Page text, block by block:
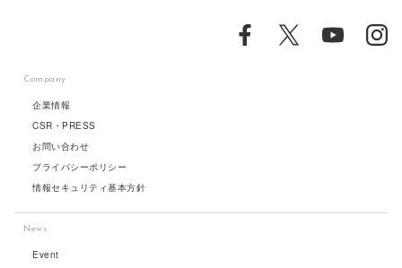
Company
企業情報
CSR・PRESS
お問い合わせ
プライバシーポリシー
情報セキュリティ基本方針
News
Event